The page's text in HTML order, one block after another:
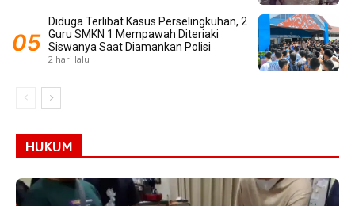
Diduga Terlibat Kasus Perselingkuhan, 2
Guru SMKN 1 Mempawah Diteriaki
Siswanya Saat Diamankan Polisi
2 hari lalu
HUKUM